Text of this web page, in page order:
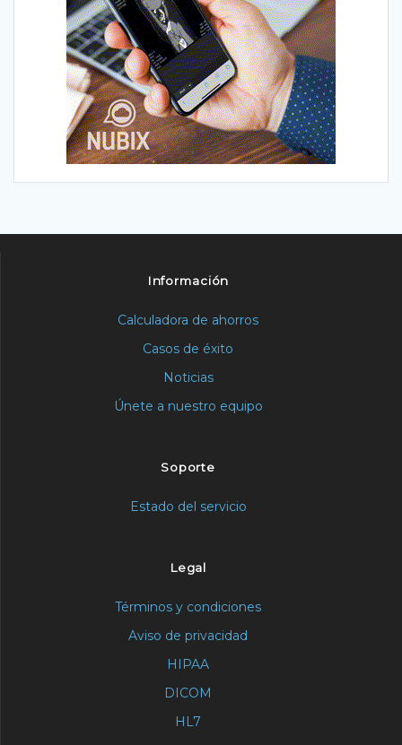
Información
Calculadora de ahorros
Casos de éxito
Noticias
Únete a nuestro equipo
Soporte
Estado del servicio
Legal
Términos y condiciones
Aviso de privacidad
HIPAA
DICOM
HL7